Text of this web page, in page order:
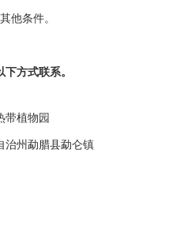
他条件。
方式联系。
带植物园
治州勐腊县勐仑镇